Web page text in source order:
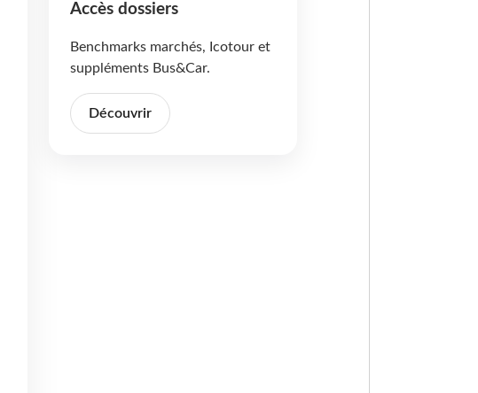
Accès dossiers
Benchmarks marchés, Icotour et
suppléments Bus&Car.
Découvrir